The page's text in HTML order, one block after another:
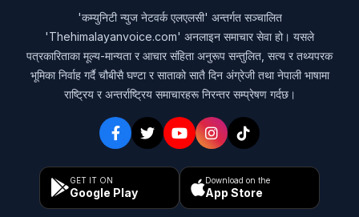
'कम्युनिटी न्युज नेटवर्क एलएलसी' अन्तर्गत सञ्चालित
'Thehimalayanvoice.com' अनलाइन समाचार सेवा हो। यसले
पत्रकारिताका मूल्य-मान्यता र आचार संहिता अनुरूप सन्तुलित, सत्य र तथ्यपरक
भूमिका निर्वाह गर्दै चौबीसै घण्टा र साताको सातै दिन अंग्रेजी तथा नेपाली भाषामा
राष्ट्रिय र अन्तर्राष्ट्रिय समाचारहरू निरन्तर सम्प्रेषण गर्दछ।
GET IT ON
Google Play
Download on the
App Store